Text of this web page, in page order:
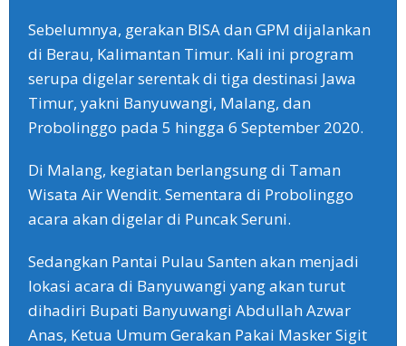
Sebelumnya, gerakan BISA dan GPM dijalankan
di Berau, Kalimantan Timur. Kali ini program
serupa digelar serentak di tiga destinasi Jawa
Timur, yakni Banyuwangi, Malang, dan
Probolinggo pada 5 hingga 6 September 2020.
Di Malang, kegiatan berlangsung di Taman
Wisata Air Wendit. Sementara di Probolinggo
acara akan digelar di Puncak Seruni.
Sedangkan Pantai Pulau Santen akan menjadi
lokasi acara di Banyuwangi yang akan turut
dihadiri Bupati Banyuwangi Abdullah Azwar
Anas, Ketua Umum Gerakan Pakai Masker Sigit